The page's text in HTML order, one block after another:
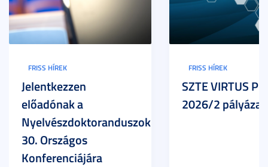
FRISS HÍREK
Jelentkezzen
előadónak a
Nyelvészdoktoranduszok
30. Országos
Konferenciájára
FRISS HÍREK
SZTE VIRTUS
2026/2